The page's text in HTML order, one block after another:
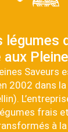
légumes
aux
Saveurs
2002 dans
frais
à